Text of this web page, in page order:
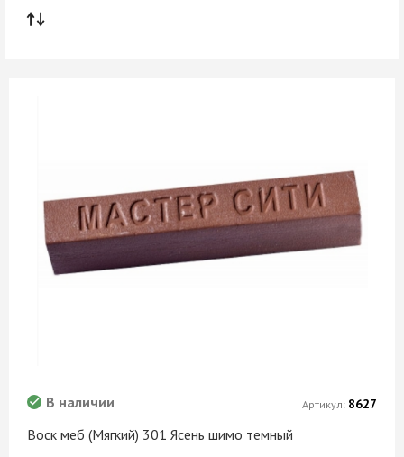
Воск меб (Мягкий) 301 Ясень шимо темный
В наличии Артикул: 8627